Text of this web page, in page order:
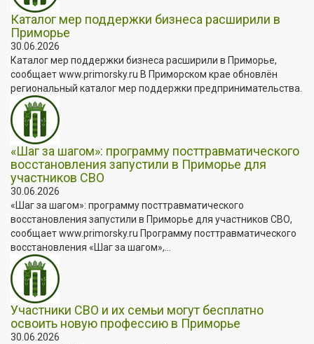
Каталог мер поддержки бизнеса расширили в
Приморье
30.06.2026
Каталог мер поддержки бизнеса расширили в Приморье,
сообщает www.primorsky.ru В Приморском крае обновлён
региональный каталог мер поддержки предпринимательства.
«Шаг за шагом»: программу посттравматического
восстановления запустили в Приморье для
участников СВО
30.06.2026
«Шаг за шагом»: программу посттравматического
восстановления запустили в Приморье для участников СВО,
сообщает www.primorsky.ru Программу посттравматического
восстановления «Шаг за шагом»,...
Участники СВО и их семьи могут бесплатно
освоить новую профессию в Приморье
30.06.2026